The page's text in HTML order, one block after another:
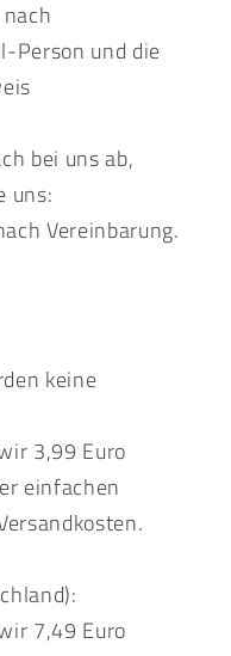
Person und die
bei uns ab,
uns:
Vereinbarung.
keine
3,99 Euro
einfachen
7,49 Euro